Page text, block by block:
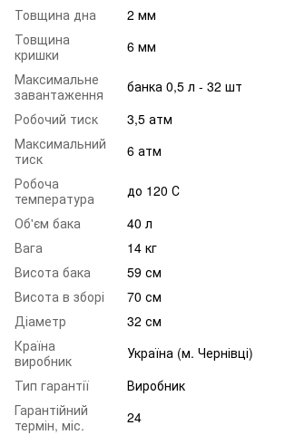
Товщина дна
2 мм
Товщина
кришки
6 мм
Максимальне
завантаження
банка 0,5 л - 32 шт
Робочий тиск
3,5 атм
Максимальний
тиск
6 атм
Робоча
температура
до 120 С
Об'єм бака
40 л
Вага
14 кг
Висота бака
59 см
Висота в зборі
70 см
Діаметр
32 см
Країна
виробник
Україна (м. Чернівці)
Тип гарантії
Виробник
Гарантійний
термін, міс.
24